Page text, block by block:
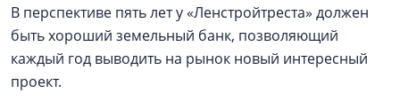
В перспективе пять лет у «Ленстройтреста» должен
быть хороший земельный банк, позволяющий
каждый год выводить на рынок новый интересный
проект.